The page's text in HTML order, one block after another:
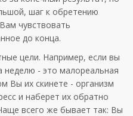
шаг к обретению
чувствовать
до конца.
цели. Например, если вы
неделю - это малореальная
Вы их скинете - организм
и наберет их обратно
всего же бывает так: Вы